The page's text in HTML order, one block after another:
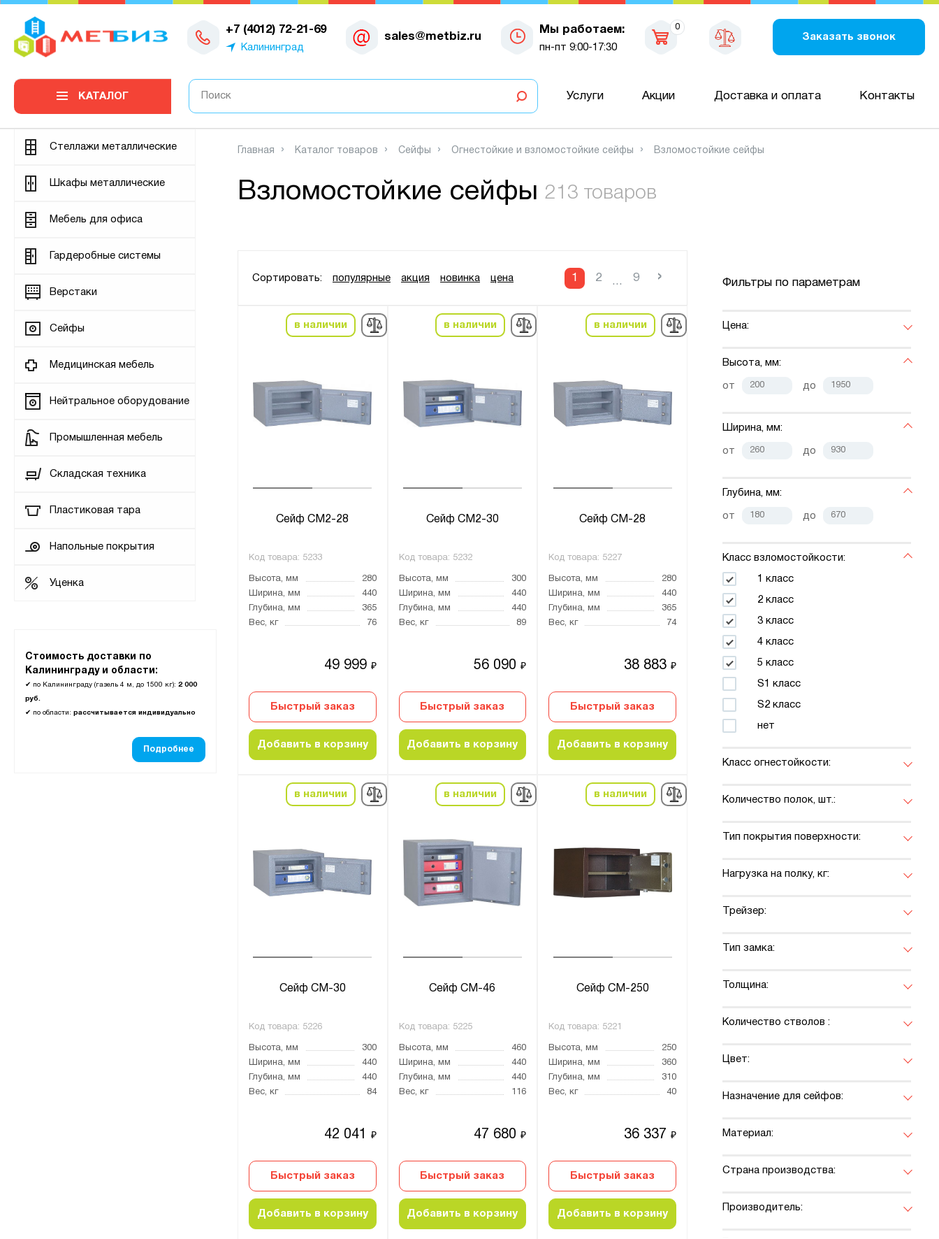
+7 (4012) 72-21-69
Калининград
sales@metbiz.ru
Мы работаем:
пн-пт 9:00-17:30
0
Заказать звонок
0
КАТАЛОГ Услуги Акции Доставка и оплата Контакты
Стеллажи металлические
Шкафы металлические
Мебель для офиса
Гардеробные системы
Верстаки
Сейфы
Медицинская мебель
Нейтральное оборудование
Промышленная мебель
Складская техника
Пластиковая тара
Напольные покрытия
Уценка
Стоимость доставки по
Калининграду и области:
✔ по Калининграду (газель 4 м, до 1500 кг): 2 000
руб.
✔ по области: рассчитывается индивидуально
Подробнее
Главная Каталог товаров Сейфы Огнестойкие и взломостойкие сейфы Взломостойкие сейфы
Взломостойкие сейфы 213 товаров
Сортировать: популярные акция новинка цена 1 2 ... 9 ›
в наличии
Сейф СМ2-28
Код товара: 5233
Высота, мм
280
Ширина, мм
440
Глубина, мм
365
Вес, кг
76
49 999 ₽
Быстрый заказ
Добавить в корзину
в наличии
Сейф СМ2-30
Код товара: 5232
Высота, мм
300
Ширина, мм
440
Глубина, мм
440
Вес, кг
89
56 090₽
Быстрый заказ
Добавить в корзину
в наличии
Сейф СМ-28
Код товара: 5227
Высота, мм
280
Ширина, мм
440
Глубина, мм
365
Вес, кг
74
38 883 ₽
Быстрый заказ
Добавить в корзину
в наличии
Сейф СМ-30
Код товара: 5226
Высота, мм
300
Ширина, мм
440
Глубина, мм
440
Вес, кг
84
42 041 ₽
Быстрый заказ
Добавить в корзину
в наличии
Сейф СМ-46
Код товара: 5225
Высота, мм
460
Ширина, мм
440
Глубина, мм
440
Вес, кг
116
47 680₽
Быстрый заказ
Добавить в корзину
в наличии
Сейф СМ-250
Код товара: 5221
Высота, мм
250
Ширина, мм
360
Глубина, мм
310
Вес, кг
40
36 337 ₽
Быстрый заказ
Добавить в корзину
Фильтры по параметрам
Цена:
Высота, мм:
от до
Ширина, мм:
от до
Глубина, мм:
от до
Класс взломостойкости:
1 класс
2 класс
3 класс
4 класс
5 класс
S1 класс
S2 класс
нет
Класс огнестойкости:
Количество полок, шт.:
Тип покрытия поверхности:
Нагрузка на полку, кг:
Трейзер:
Тип замка:
Толщина:
Количество стволов :
Цвет:
Назначение для сейфов:
Материал:
Страна производства:
Производитель: